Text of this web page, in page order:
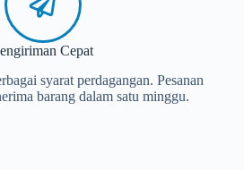
Cepat
syarat perdagangan. Pesanan
barang dalam satu minggu.